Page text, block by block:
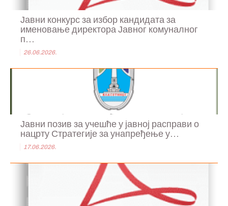
Јавни конкурс за избор кандидата за
именовање директора Јавног комуналног
п...
26.06.2026.
Јавни позив за учешће у јавној расправи о
нацрту Стратегије за унапређење у...
17.06.2026.